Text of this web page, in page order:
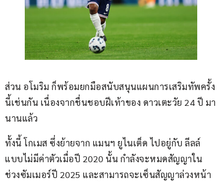
ส่วน อโมริม ก็พร้อมยกมือสนับสนุนแผนการเสริมทัพครั้ง
นี้เช่นกัน เนื่องจากชื่นชอบฝีเท้าของ ดาวเตะวัย 24 ปี มา
นานแล้ว
ทั้งนี้ โกเมส ซึ่งย้ายจาก แมนฯ ยูไนเต็ด ไปอยู่กับ ลีลล์
แบบไม่มีค่าตัวเมื่อปี 2020 นั้น กำลังจะหมดสัญญาใน
ช่วงซัมเมอร์ปี 2025 และสามารถจะเซ็นสัญญาล่วงหน้า